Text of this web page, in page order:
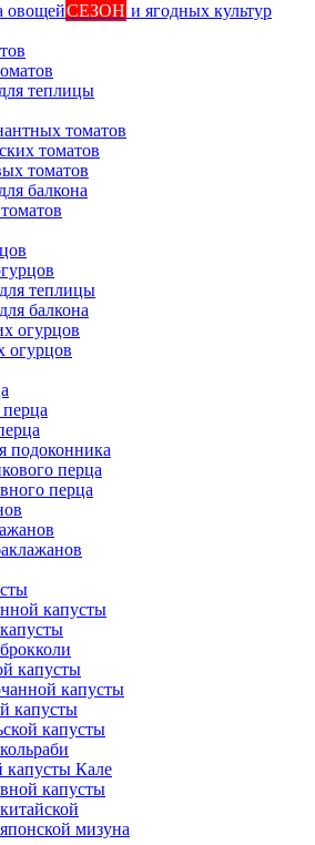
овощейСЕЗОН и ягодных культур
теплицы
томатов
томатов
томатов
балкона
теплицы
балкона
огурцов
огурцов
подоконника
перца
перца
капусты
капусты
капусты
капусты
капусты
капусты Кале
капусты
мизуна